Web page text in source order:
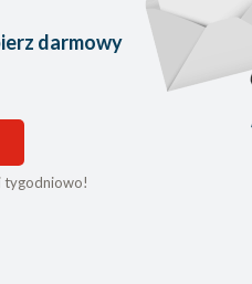
darmowy
tygodniowo!